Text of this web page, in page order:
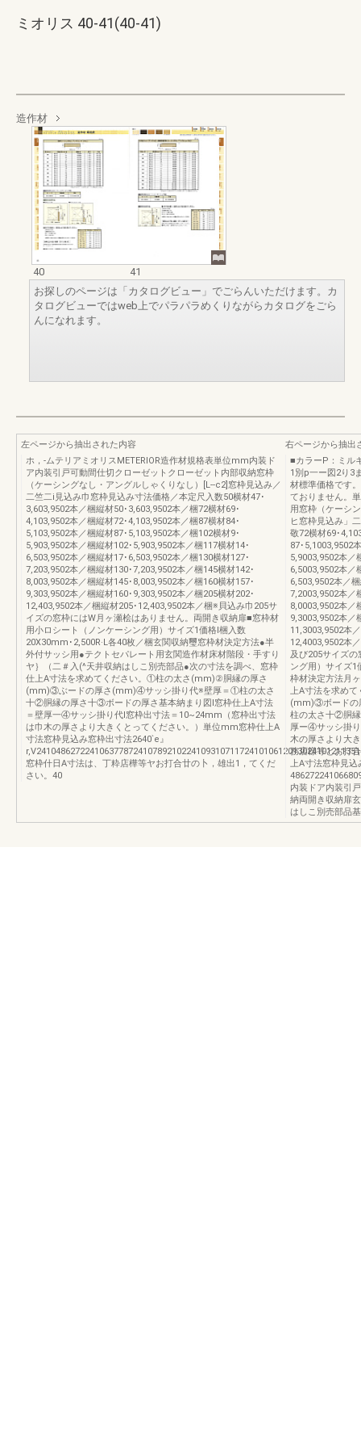
ミオリス 40-41(40-41)
造作材
40
41
お探しのページは「カタログビュー」でごらんいただけます。カ
タログビューではweb上でパラパラめくりながらカタログをごら
んになれます。
左ページから抽出された内容
ホ，-ムテリアミオリスMETERIOR造作材規格表単位mm内装ド
ア内装引戸可動間仕切クローゼットクローゼット内部収納窓枠
（ケーシングなし・アングルしゃくりなし）[L--c2]窓枠見込み／
二竺二i見込み巾窓枠見込み寸法価格／本定尺入数50横材47･
3,603,9502本／梱縦材50･3,603,9502本／梱72横材69･
4,103,9502本／梱縦材72･4,103,9502本／梱87横材84･
5,103,9502本／梱縦材87･5,103,9502本／梱102横材9･
5,903,9502本／梱縦材102･5,903,9502本／梱117横材14･
6,503,9502本／梱縦材17･6,503,9502本／梱130横材127･
7,203,9502本／梱縦材130･7,203,9502本／梱145横材142･
8,003,9502本／梱縦材145･8,003,9502本／梱160横材157･
9,303,9502本／梱縦材160･9,303,9502本／梱205横材202･
12,403,9502本／梱縦材205･12,403,9502本／梱※貝込み巾205サ
イズの窓枠にはW月ヶ瀬桧はありません。両開き収納扉■窓枠材
用小ロシート（ノンケーシング用）サイズ1価格l梱入数
20X30mm･2,500R·L各40枚／梱玄関収納璽窓枠材決定方法●半
外付サッシ用●テクトセパレート用玄関造作材床材階段・手すり
ヤ｝（二＃入(^天井収納はしこ別売部品●次の寸法を調べ、窓枠
仕上A寸法を求めてください。①柱の太さ(mm)②胴縁の厚さ
(mm)③ぶードの厚さ(mm)④サッシ掛り代※壁厚＝①柱の太さ
十②胴縁の厚さ十③ボードの厚さ基本納まり図I窓枠仕上A寸法
＝壁厚一④サッシ掛り代I窓枠出寸法＝10~24mm（窓枠出寸法
は巾木の厚さより大きくとってください。）単位mm窓枠仕上A
寸法窓枠見込み窓枠出寸法2640`e』
窓枠什日A寸法は、丁粋店樺等ヤお打合廿の卜，雄出1，てくだ
さい。40
右ページから抽出
■カラーP：ミル
1別p一ー図2り3
材標準価格です
ておりません。
用窓枠（ケーシ
ヒ窓枠見込み」
敬72横材69･
87･5,1003,9502
5,9003,9502本／
6,5003,9502本／
6,503,9502本／
7,2003,9502本／
8,0003,9502本／
9,3003,9502本／
11,3003,9502本
12,4003,9502本
及び205サイズ
ング用）サイズ1
枠材決定方法月
上A寸法を求め
(mm)③ボードの
柱の太さ十②胴
厚ー④サッシ掛
木の厚さより大
務店様等とお打
上A寸法窓枠見込
内装ドア内装引
納両開き収納扉
はしこ別売部品